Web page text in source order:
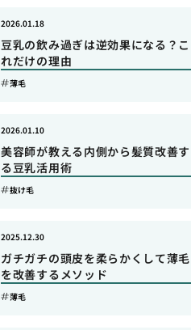
豆乳の飲み過ぎは逆効果になる？こ
れだけの理由
2026.01.18
薄毛
美容師が教える内側から髪質改善す
る豆乳活用術
2026.01.10
抜け毛
ガチガチの頭皮を柔らかくして薄毛
を改善するメソッド
2025.12.30
薄毛